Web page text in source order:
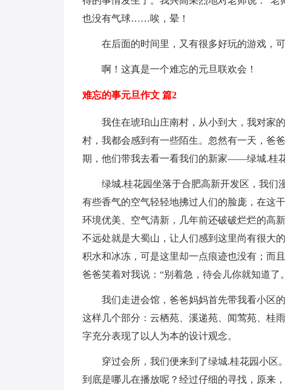
也没有气球……唉，晕！
在后面的时间里，又有很多好玩的游戏，
啊！这真是一个难忘的元旦联欢会！
难忘的事元旦作文 篇2
我住在琥珀山庄南村，从小到大，我对家
村，我都会感到有一些陌生。忽然有一天，爸
期，他们带我去看一看我们的新家——绿城.桂花
绿城.桂花园坐落于合肥高新开发区，我们
有些香气的空气轻轻地拂过人们的脸庞，在这
环境优美、空气清新，几年前还破破烂烂的高
不远处就是大蜀山，让人们感到这里尚有很大
积水和冰冻，可是这里却一点痕迹也没有；而
爸爸笑着对我说：“别着急，待会儿你就知道了
我们走进会馆，爸爸妈妈首先带我看小区
这样几个部分：云栖苑、溪递苑、闻莺苑、桂
字充分表现了以人为本的设计观念。
穿过会所，我们便来到了绿城.桂花园小区
到底是哪儿在播放呢？经过仔细的寻找，原来